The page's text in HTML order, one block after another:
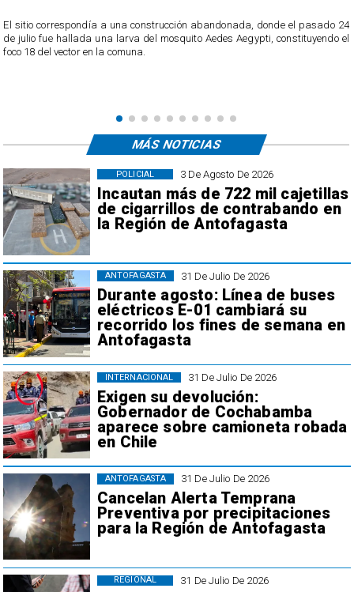
El sitio correspondía a una construcción abandonada, donde el pasado 24
de julio fue hallada una larva del mosquito Aedes Aegypti, constituyendo el
foco 18 del vector en la comuna.
3 De Agosto De 2026
Incautan más de 722 mil cajetillas
de cigarrillos de contrabando en
la Región de Antofagasta
POLICIAL
31 De Julio De 2026
Durante agosto: Línea de buses
eléctricos E-01 cambiará su
recorrido los fines de semana en
Antofagasta
ANTOFAGASTA
31 De Julio De 2026
Exigen su devolución:
Gobernador de Cochabamba
aparece sobre camioneta robada
en Chile
INTERNACIONAL
31 De Julio De 2026
Cancelan Alerta Temprana
Preventiva por precipitaciones
para la Región de Antofagasta
ANTOFAGASTA
31 De Julio De 2026
REGIONAL
MÁS NOTICIAS